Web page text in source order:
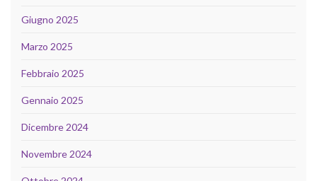
Giugno 2025
Marzo 2025
Febbraio 2025
Gennaio 2025
Dicembre 2024
Novembre 2024